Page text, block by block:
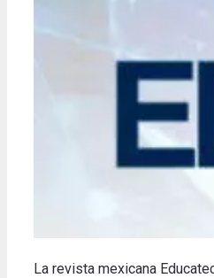
La revista mexicana